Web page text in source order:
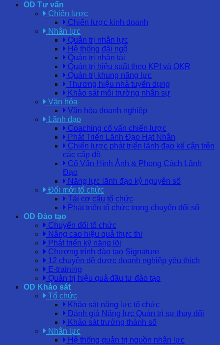
OD Tư vấn
Chiến lược
Chiến lược kinh doanh
Nhân lực
Quản trị nhân lực
Hệ thống đãi ngộ
Quản trị nhân tài
Quản trị hiệu suất theo KPI và OKR
Quản trị khung năng lực
Thương hiệu nhà tuyển dụng
Khảo sát môi trường nhân sự
Văn hóa
Văn hóa doanh nghiệp
Lãnh đạo
Coaching cố vấn chiến lược
Phát Triển Lãnh Đạo Hạt Nhân
Chiến lược phát triển lãnh đạo kế cận trên
các cấp độ
Cố Vấn Hình Ảnh & Phong Cách Lãnh
Đạo
Năng lực lãnh đạo kỷ nguyên số
Đổi mới tổ chức
Tái cơ cấu tổ chức
Phát triển tổ chức trong chuyển đổi số
OD Đào tạo
Chuyển đổi tổ chức
Nâng cao hiệu quả thực thi
Phát triển kỹ năng lõi
Chương trình đào tạo Signature
12 chuyên đề được doanh nghiệp yêu thích
E-training
Quản trị hiệu quả đầu tư đào tạo
OD Khảo sát
Tổ chức
Khảo sát năng lực tổ chức
Đánh giá Năng lực Quản trị sự thay đổi
Khảo sát trưởng thành số
Nhân lực
Hệ thống quản trị nguồn nhân lực